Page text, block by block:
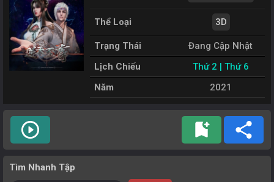
Thể Loại 3D
Trạng Thái
Đang Cập Nhật
Lịch Chiếu
Thứ 2 | Thứ 6
Năm
2021
play_circle_outline bookmark_add share
Tìm Nhanh Tập